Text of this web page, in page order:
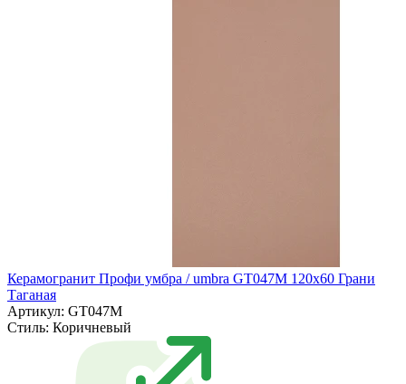
Керамогранит Профи умбра / umbra GT047M 120х60 Грани
Таганая
Артикул: GT047M
Стиль: Коричневый